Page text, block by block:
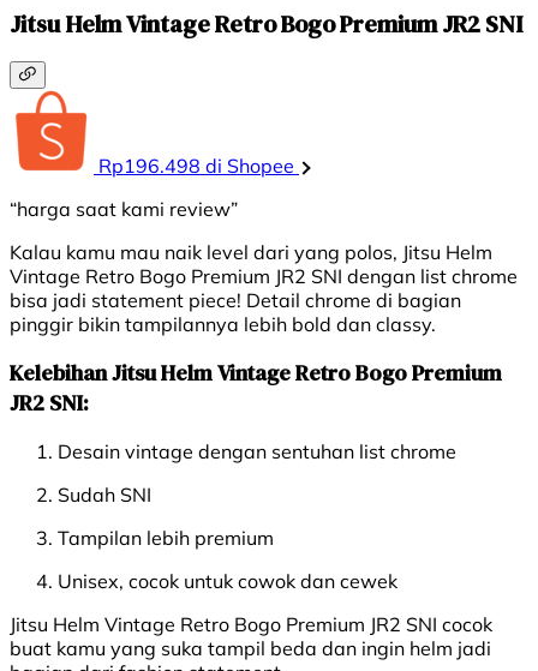
Jitsu Helm Vintage Retro Bogo Premium JR2 SNI
Rp196.498 di Shopee
“harga saat kami review”
Kalau kamu mau naik level dari yang polos, Jitsu Helm
Vintage Retro Bogo Premium JR2 SNI dengan list chrome
bisa jadi statement piece! Detail chrome di bagian
pinggir bikin tampilannya lebih bold dan classy.
Kelebihan Jitsu Helm Vintage Retro Bogo Premium
JR2 SNI:
Desain vintage dengan sentuhan list chrome
Sudah SNI
Tampilan lebih premium
Unisex, cocok untuk cowok dan cewek
Jitsu Helm Vintage Retro Bogo Premium JR2 SNI cocok
buat kamu yang suka tampil beda dan ingin helm jadi